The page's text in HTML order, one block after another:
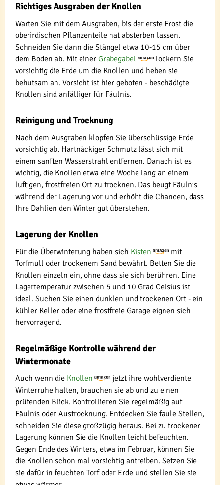
Richtiges Ausgraben der Knollen
Warten Sie mit dem Ausgraben, bis der erste Frost die
oberirdischen Pflanzenteile hat absterben lassen.
Schneiden Sie dann die Stängel etwa 10-15 cm über
dem Boden ab. Mit einer Grabegabel
lockern Sie
vorsichtig die Erde um die Knollen und heben sie
behutsam an. Vorsicht ist hier geboten - beschädigte
Knollen sind anfälliger für Fäulnis.
Reinigung und Trocknung
Nach dem Ausgraben klopfen Sie überschüssige Erde
vorsichtig ab. Hartnäckiger Schmutz lässt sich mit
einem sanften Wasserstrahl entfernen. Danach ist es
wichtig, die Knollen etwa eine Woche lang an einem
luftigen, frostfreien Ort zu trocknen. Das beugt Fäulnis
während der Lagerung vor und erhöht die Chancen, dass
Ihre Dahlien den Winter gut überstehen.
Lagerung der Knollen
Für die Überwinterung haben sich Kisten
mit
Torfmull oder trockenem Sand bewährt. Betten Sie die
Knollen einzeln ein, ohne dass sie sich berühren. Eine
Lagertemperatur zwischen 5 und 10 Grad Celsius ist
ideal. Suchen Sie einen dunklen und trockenen Ort - ein
kühler Keller oder eine frostfreie Garage eignen sich
hervorragend.
Regelmäßige Kontrolle während der
Wintermonate
Auch wenn die Knollen
jetzt ihre wohlverdiente
Winterruhe halten, brauchen sie ab und zu einen
prüfenden Blick. Kontrollieren Sie regelmäßig auf
Fäulnis oder Austrocknung. Entdecken Sie faule Stellen,
schneiden Sie diese großzügig heraus. Bei zu trockener
Lagerung können Sie die Knollen leicht befeuchten.
Gegen Ende des Winters, etwa im Februar, können Sie
die Knollen schon mal vorsichtig antreiben. Setzen Sie
sie dafür in feuchten Torf oder Erde und stellen Sie sie